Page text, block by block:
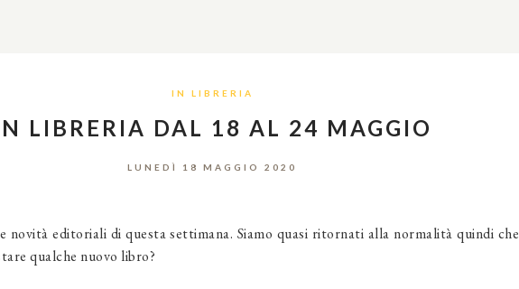
IN LIBRERIA
LIBRERIA DAL 18 AL 24 MAGGIO
LUNEDÌ 18 MAGGIO 2020
novità editoriali di questa settimana. Siamo quasi ritornati alla normalità quindi che
qualche nuovo libro?